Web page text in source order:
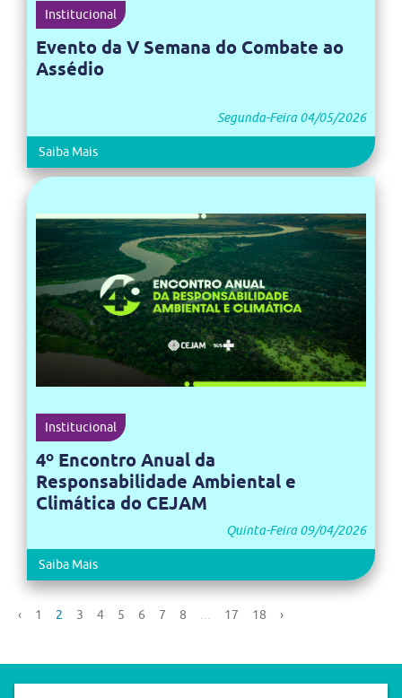
Institucional
Evento da V Semana do Combate ao
Assédio
Segunda-Feira 04/05/2026
Saiba Mais
Institucional
4º Encontro Anual da
Responsabilidade Ambiental e
Climática do CEJAM
Quinta-Feira 09/04/2026
Saiba Mais
‹ 1 2 3 4 5 6 7 8 17 18 ›